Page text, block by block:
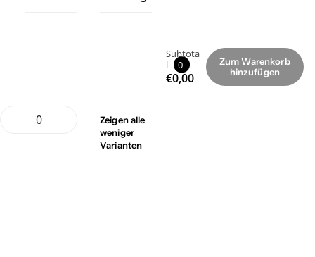
Zeigenalle
weniger
Varianten
Subtota
l
0
€0,00
Zum Warenkorb
hinzufügen